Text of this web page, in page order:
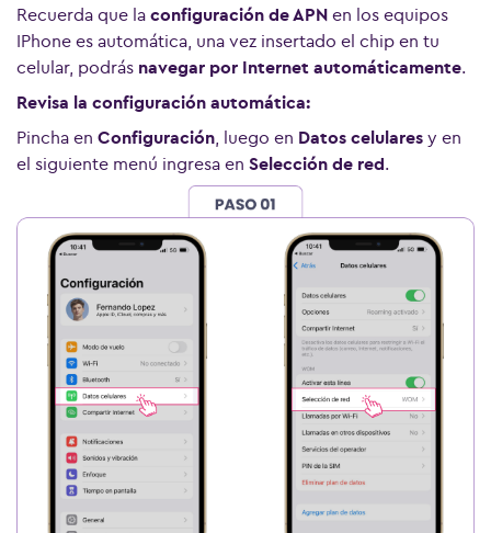
Recuerda que la configuración de APN en los equipos
IPhone es automática, una vez insertado el chip en tu
celular, podrás navegar por Internet automáticamente.
Revisa la configuración automática:
Pincha en Configuración, luego en Datos celulares y en
el siguiente menú ingresa en Selección de red.